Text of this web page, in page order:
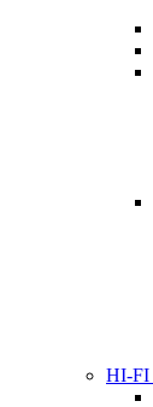
HI-FI